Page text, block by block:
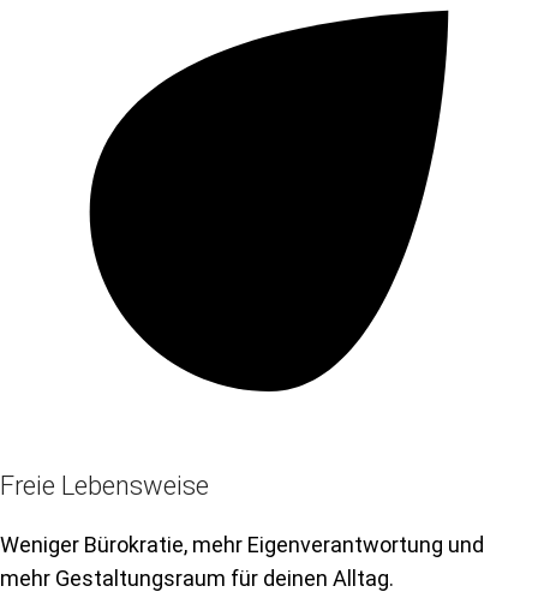
Freie Lebensweise
Weniger Bürokratie, mehr Eigenverantwortung und
mehr Gestaltungsraum für deinen Alltag.